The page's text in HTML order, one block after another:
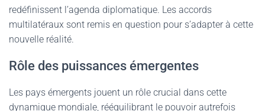
redéfinissent l’agenda diplomatique. Les accords
multilatéraux sont remis en question pour s’adapter à cette
nouvelle réalité.
Rôle des puissances émergentes
Les pays émergents jouent un rôle crucial dans cette
dynamique mondiale, rééquilibrant le pouvoir autrefois